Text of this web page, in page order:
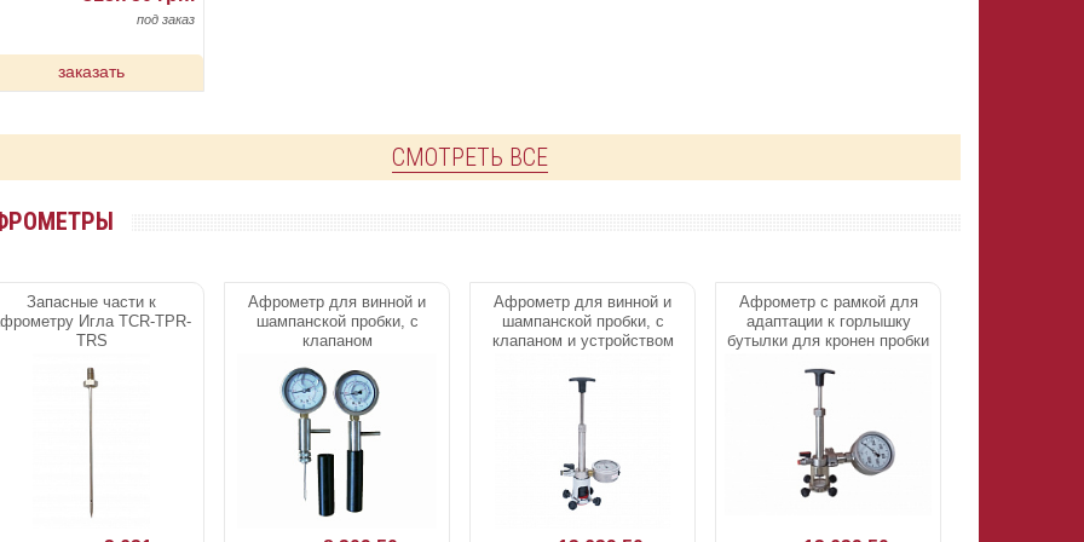
под заказ
заказать
СМОТРЕТЬ ВСЕ
Запасные части к
Игла TCR-TPR-
TRS
Афрометр для винной и
шампанской пробки, с
клапаном
Афрометр для винной и
шампанской пробки, с
клапаном и устройством
бутылки
Афрометр с рамкой для
адаптации к горлышку
бутылки для кронен пробки